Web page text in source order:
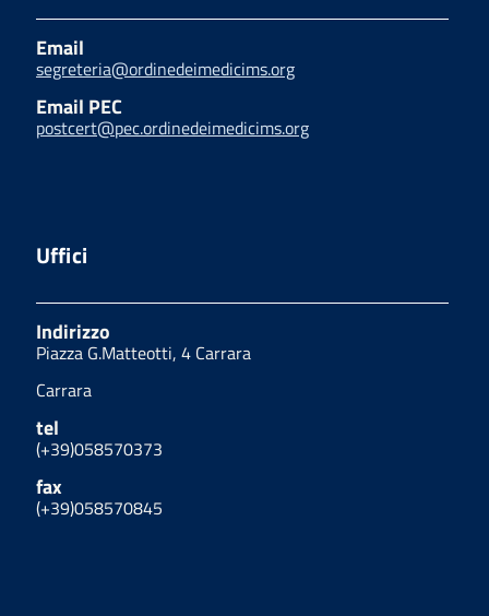
Email
segreteria@ordinedeimedicims.org
Email PEC
postcert@pec.ordinedeimedicims.org
Uffici
Indirizzo
Piazza G.Matteotti, 4 Carrara
Carrara
tel
(+39)058570373
fax
(+39)058570845